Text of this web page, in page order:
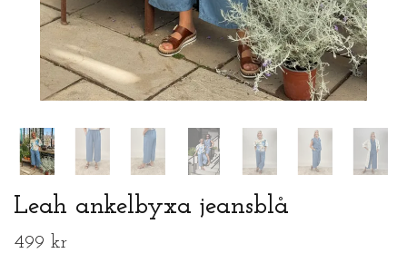
Leah ankelbyxa jeansblå
499 kr